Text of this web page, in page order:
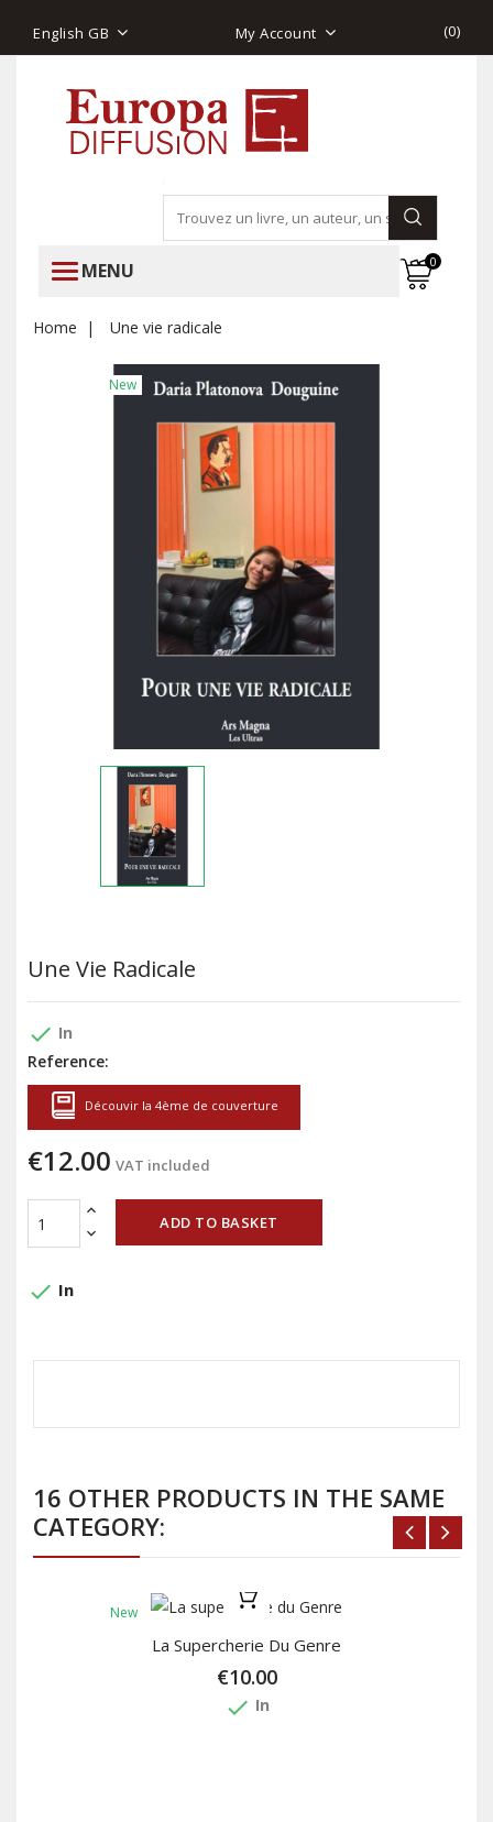
English GB My Account (0)
MENU 0
Home Une vie radicale
New
Une Vie Radicale
done In
Reference:
Découvir la 4ème de couverture
€12.00 VAT included
ADD TO BASKET
done In
16 OTHER PRODUCTS IN THE SAME
CATEGORY:
New
La Supercherie Du Genre
€10.00
done In